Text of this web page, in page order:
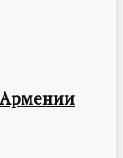
Армении